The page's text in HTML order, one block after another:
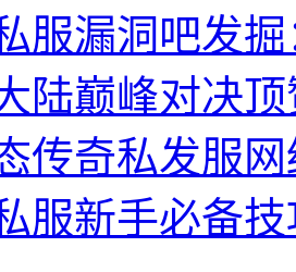
服漏洞吧发
陆巅峰对决
传奇私发服
服新手必备